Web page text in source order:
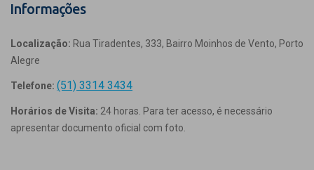
Informações
Localização: Rua Tiradentes, 333, Bairro Moinhos de Vento, Porto
Alegre
Telefone: (51) 3314 3434
Horários de Visita: 24 horas. Para ter acesso, é necessário
apresentar documento oficial com foto.